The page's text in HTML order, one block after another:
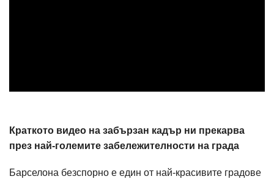
Краткото видео на забързан кадър ни прекарва
през най-големите забележителности на града
Барселона безспорно е един от най-красивите градове